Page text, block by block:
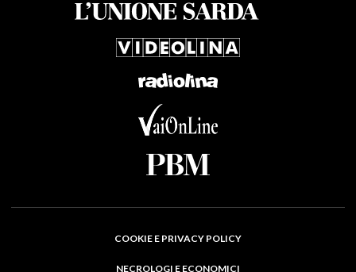
COOKIE E PRIVACY POLICY
NECROLOGI E ECONOMICI